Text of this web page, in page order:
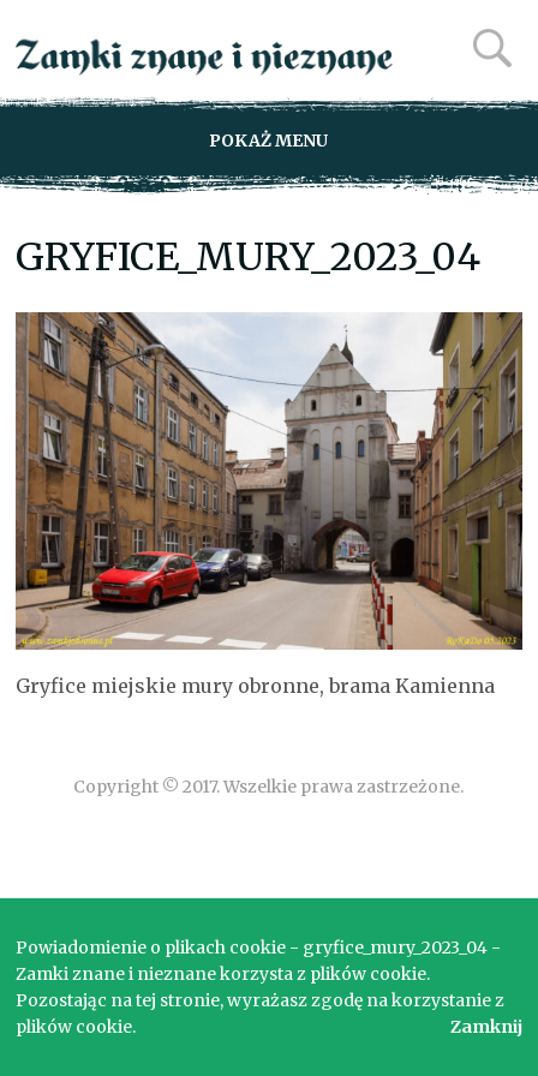
POKAŻ MENU
GRYFICE_MURY_2023_04
Gryfice miejskie mury obronne, brama Kamienna
Copyright © 2017. Wszelkie prawa zastrzeżone.
Powiadomienie o plikach cookie - gryfice_mury_2023_04 -
Zamki znane i nieznane korzysta z plików cookie.
Pozostając na tej stronie, wyrażasz zgodę na korzystanie z
plików cookie.
Zamknij